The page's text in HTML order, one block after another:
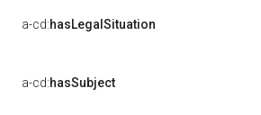
a-cd:hasLegalSituation
a-cd:hasSubject